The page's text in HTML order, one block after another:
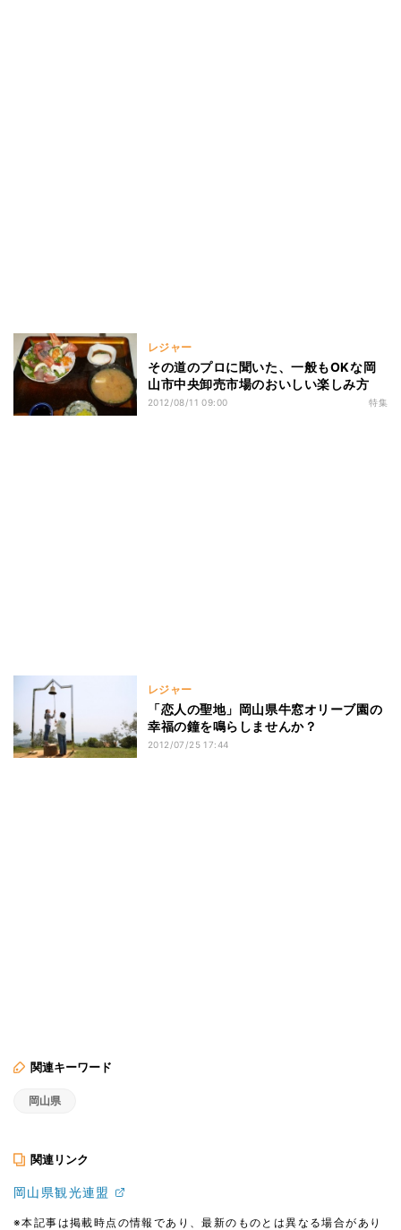
レジャー
その道のプロに聞いた、一般もOKな岡
山市中央卸売市場のおいしい楽しみ方
2012/08/11 09:00 特集
レジャー
「恋人の聖地」岡山県牛窓オリーブ園の
幸福の鐘を鳴らしませんか？
2012/07/25 17:44
関連キーワード
岡山県
関連リンク
岡山県観光連盟
※本記事は掲載時点の情報であり、最新のものとは異なる場合があり